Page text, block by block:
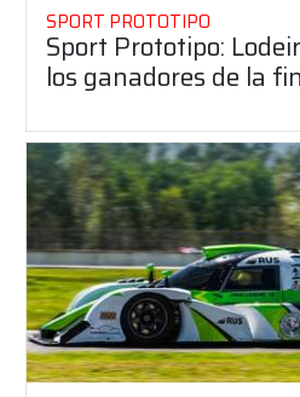
SPORT PROTOTIPO
Sport Prototipo:
los ganadores de la